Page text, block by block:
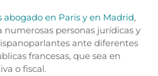
abogado en Paris y en Madrid,
numerosas personas jurídicas y
ante diferentes
francesas, que sea en
o fiscal.